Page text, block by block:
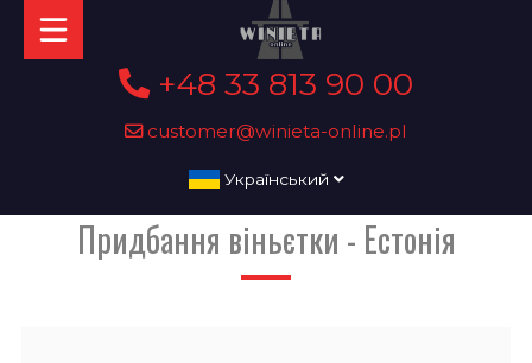
+48 33 813 90 00
customer@winieta-online.pl
Український
Придбання віньєтки - Естонія